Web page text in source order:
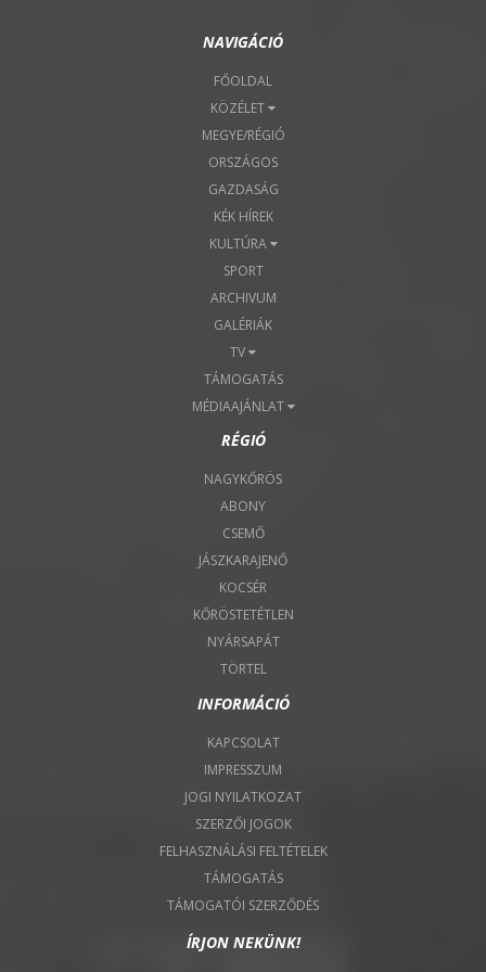
NAVIGÁCIÓ
FŐOLDAL
KÖZÉLET
MEGYE/RÉGIÓ
ORSZÁGOS
GAZDASÁG
KÉK HÍREK
KULTÚRA
SPORT
ARCHIVUM
GALÉRIÁK
TV
TÁMOGATÁS
MÉDIAAJÁNLAT
RÉGIÓ
NAGYKŐRÖS
ABONY
CSEMŐ
JÁSZKARAJENŐ
KOCSÉR
KŐRÖSTETÉTLEN
NYÁRSAPÁT
TÖRTEL
INFORMÁCIÓ
KAPCSOLAT
IMPRESSZUM
JOGI NYILATKOZAT
SZERZŐI JOGOK
FELHASZNÁLÁSI FELTÉTELEK
TÁMOGATÁS
TÁMOGATÓI SZERZŐDÉS
ÍRJON NEKÜNK!